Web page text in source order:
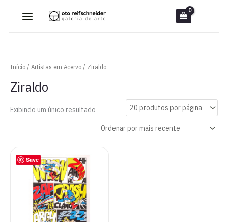
Início/ Artistas em Acervo/ Ziraldo
Ziraldo
Exibindo um único resultado
Save